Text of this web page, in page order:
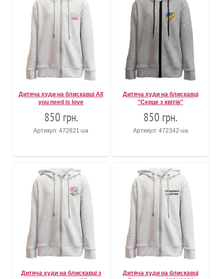
Дитяча худи на блискавці All
you need is love
850 грн.
Артикул: 472821-ua
Дитяча худи на блискавці
"Серце з квітів"
850 грн.
Артикул: 472342-ua
Дитяча худи на блискавці з
Дитяча худи на блискавці